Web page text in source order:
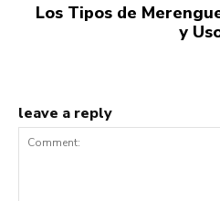
Los Tipos de
y
leave a reply